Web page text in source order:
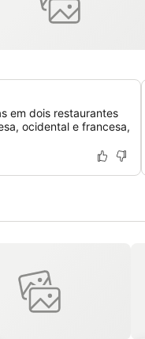
em dois restaurantes
ocidental e francesa,